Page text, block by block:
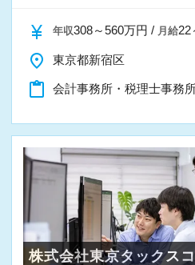
どこでも通用する実務ス
★当事務所ではこんな方
当事務所では、職員同士
よく働ける環境づくりを
経験やスキルももちろん
に周囲への思いやりや感
実に仕事へ向き合える方
えています。
currency_yen 年収308～560万円 / 月給22
place 東京都新宿区
content_paste 会計事務所・税理士事務
株式会社東京タックス